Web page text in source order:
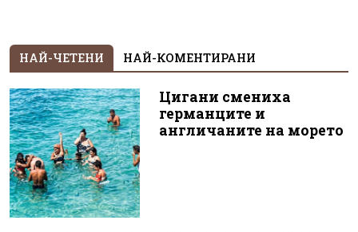
НАЙ-ЧЕТЕНИ НАЙ-КОМЕНТИРАНИ
Цигани смениха
германците и
англичаните на морето